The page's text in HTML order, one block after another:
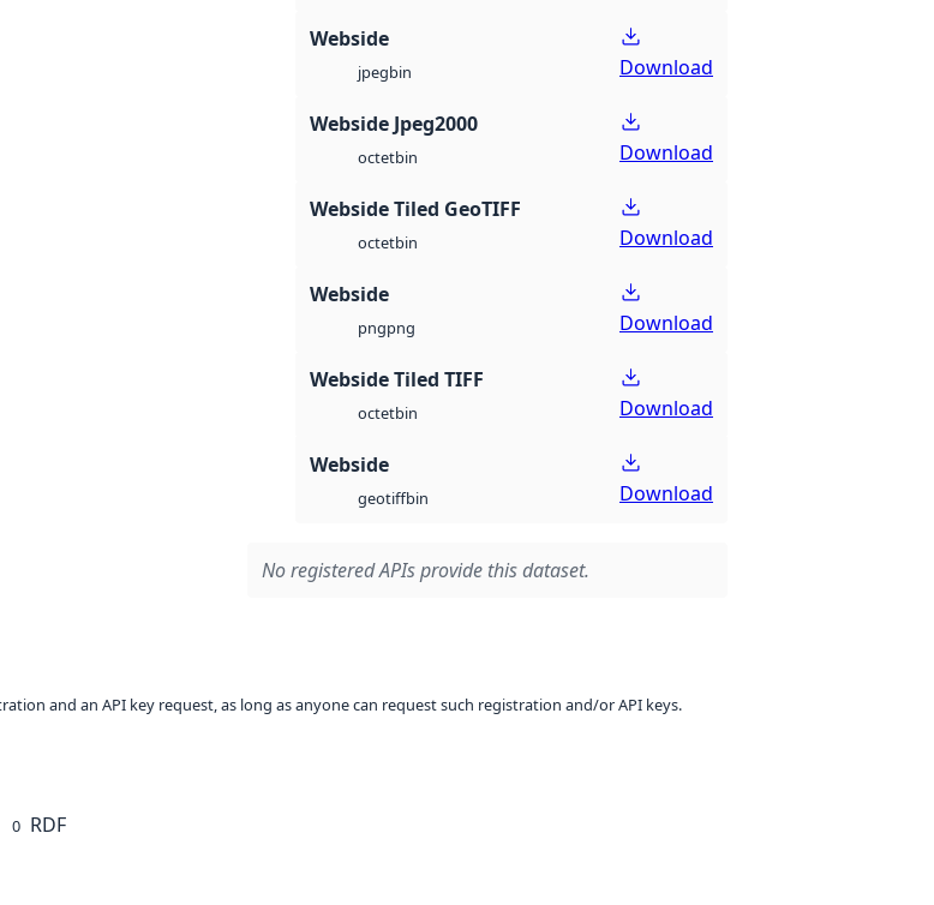
Webside
jpegbin Download
Webside Jpeg2000
octetbin Download
Webside Tiled GeoTIFF
octetbin Download
Webside
pngpng Download
Webside Tiled TIFF
octetbin Download
Webside
geotiffbin Download
No registered APIs provide this dataset.
and an API key request, as long as anyone can request such registration and/or API keys.
0 RDF